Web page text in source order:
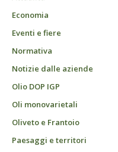
Economia
Eventi e fiere
Normativa
Notizie dalle aziende
Olio DOP IGP
Oli monovarietali
Oliveto e Frantoio
Paesaggi e territori